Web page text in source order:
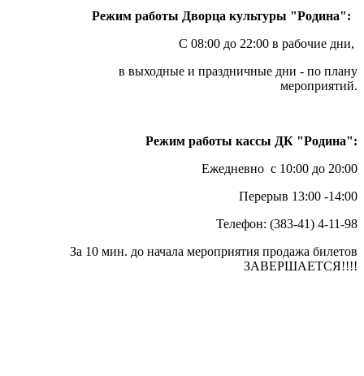
Режим работы Дворца культуры "Родина":
С 08:00 до 22:00 в рабочие дни,
в выходные и праздничные дни - по плану
мероприятий.
Режим работы кассы ДК "Родина":
Ежедневно с 10:00 до 20:00
Перерыв 13:00 -14:00
Телефон: (383-41) 4-11-98
За 10 мин. до начала мероприятия продажа билетов
ЗАВЕРШАЕТСЯ!!!!